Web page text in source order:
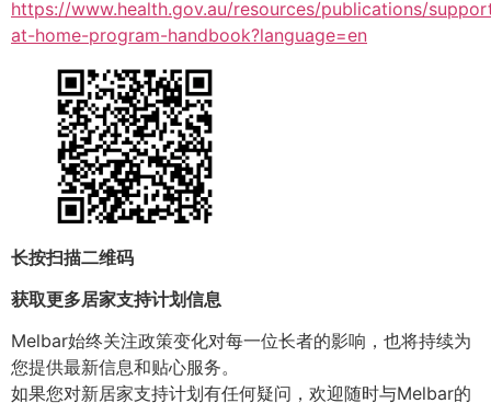
https://www.health.gov.au/resources/publications/
at-home-program-handbook?language=en
长按扫描二维码
获取更多居家支持计划信息
Melbar始终关注政策变化对每一位长者的影响，也将持续为
您提供最新信息和贴心服务。
如果您对新居家支持计划有任何疑问，欢迎随时与Melbar的